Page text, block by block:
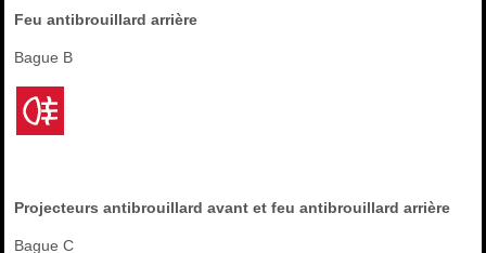
Feu antibrouillard arrière
Bague B
Projecteurs antibrouillard avant et feu antibrouillard arrière
Bague C